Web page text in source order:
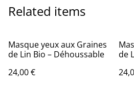
Related items
Masque yeux aux Graines
de Lin Bio – Déhoussable
24,00 €
de